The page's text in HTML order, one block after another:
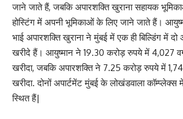
जाने जाते हैं, जबकि अपारशक्ति खुराना सहायक
होस्टिंग में अपनी भूमिकाओं के लिए जाने जाते हैं।
भाई अपारशक्ति खुराना ने मुंबई में एक ही बिल्डिंग में
खरीदे हैं। आयुष्मान ने 19.30 करोड़ रुपये में 4,027
खरीदा, जबकि अपारशक्ति ने 7.25 करोड़ रुपये में
खरीदा. दोनों अपार्टमेंट मुंबई के लोखंडवाला
स्थित हैं|